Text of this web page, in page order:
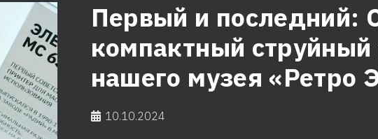
Первый и последний:
компактный струйный
нашего музея «Ретро
10.10.2024